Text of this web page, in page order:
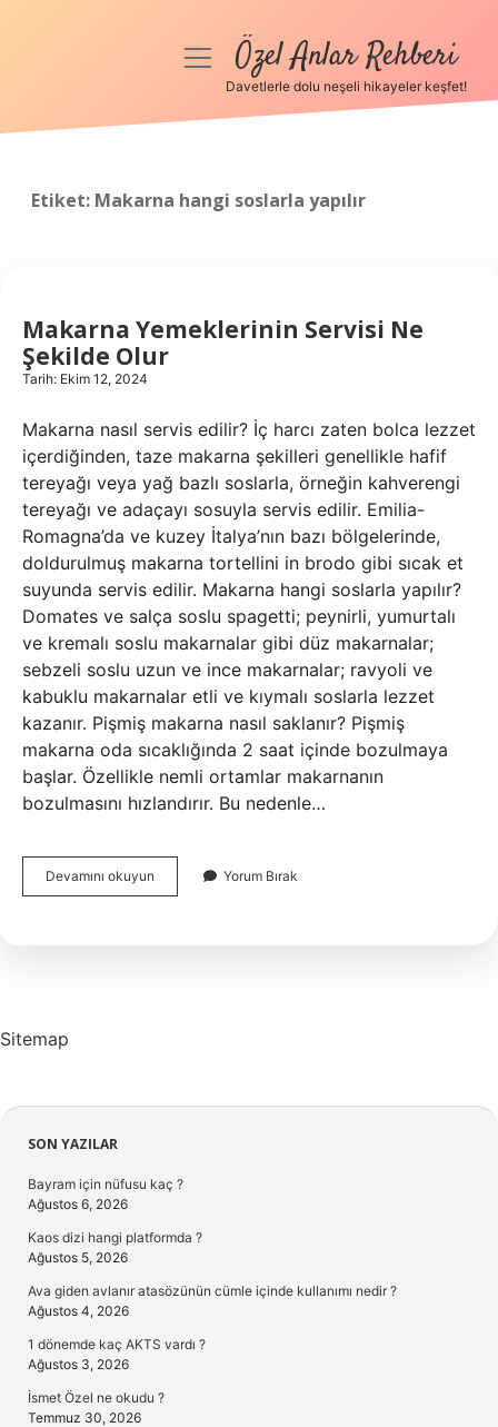
Anasayfa
menüyüÖzel Anlar Rehberi
Davetlerle dolu neşeli hikayeler keşfet!
Etiket: Makarna hangi soslarla yapılır
Makarna Yemeklerinin Servisi Ne
Şekilde Olur
Tarih: Ekim 12, 2024
Makarna nasıl servis edilir? İç harcı zaten bolca lezzet
içerdiğinden, taze makarna şekilleri genellikle hafif
tereyağı veya yağ bazlı soslarla, örneğin kahverengi
tereyağı ve adaçayı sosuyla servis edilir. Emilia-
Romagna’da ve kuzey İtalya’nın bazı bölgelerinde,
doldurulmuş makarna tortellini in brodo gibi sıcak et
suyunda servis edilir. Makarna hangi soslarla yapılır?
Domates ve salça soslu spagetti; peynirli, yumurtalı
ve kremalı soslu makarnalar gibi düz makarnalar;
sebzeli soslu uzun ve ince makarnalar; ravyoli ve
kabuklu makarnalar etli ve kıymalı soslarla lezzet
kazanır. Pişmiş makarna nasıl saklanır? Pişmiş
makarna oda sıcaklığında 2 saat içinde bozulmaya
başlar. Özellikle nemli ortamlar makarnanın
bozulmasını hızlandırır. Bu nedenle…
Devamını okuyun Makarna
Yemeklerinin
Yorum Bırak
Sitemap
Sidebar
SON YAZILAR
Bayram için nüfusu kaç ?
Ağustos 6, 2026
Kaos dizi hangi platformda ?
Ağustos 5, 2026
Ava giden avlanır atasözünün cümle içinde kullanımı nedir ?
Ağustos 4, 2026
1 dönemde kaç AKTS vardı ?
Ağustos 3, 2026
İsmet Özel ne okudu ?
Temmuz 30, 2026